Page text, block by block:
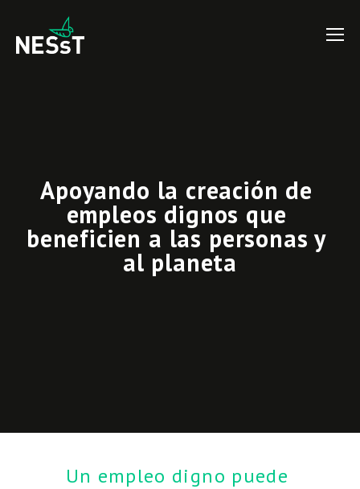
Apoyando la creación de
empleos dignos que
beneficien a las personas y
al planeta
Un empleo digno puede